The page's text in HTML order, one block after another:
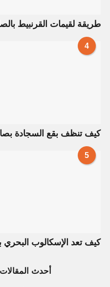
طريقة لقيمات القرنبيط
4
كيف تنظف بقع السجادة
5
كيف تعد الإسكالوب البحري
أحدث المقالات